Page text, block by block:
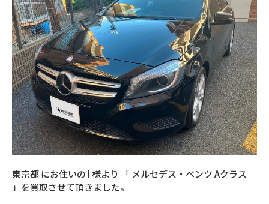
閉じる
東京都にお住いの I様より 「 メルセデス・ベンツ Aクラス
」を買取させて頂きました。